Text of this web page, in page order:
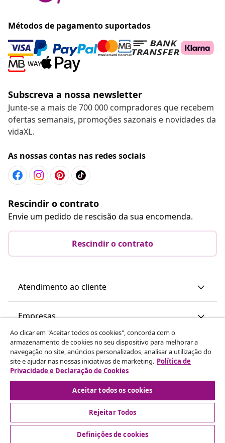
Métodos de pagamento suportados
Subscreva a nossa newsletter
Junte-se a mais de 700 000 compradores que recebem
ofertas semanais, promoções sazonais e novidades da
vidaXL.
As nossas contas nas redes sociais
Rescindir o contrato
Envie um pedido de rescisão da sua encomenda.
Rescindir o contrato
Atendimento ao cliente
Empresas
vidaXL
Descubra mais
Ao clicar em "Aceitar todos os cookies", concorda com o
armazenamento de cookies no seu dispositivo para melhorar a
navegação no site, anúncios personalizados, analisar a utilização do
site e ajudar nas nossas iniciativas de marketing. Política de
Privacidade e Declaração de Cookies
Aceitar todos os cookies
Rejeitar Todos
Definições de cookies